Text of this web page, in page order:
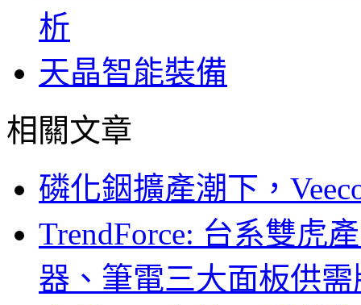
析
天晶智能裝備
相關文章
磷化銦擴產潮下，
TrendForce: 台系雙虎
器、筆電三大面板供需